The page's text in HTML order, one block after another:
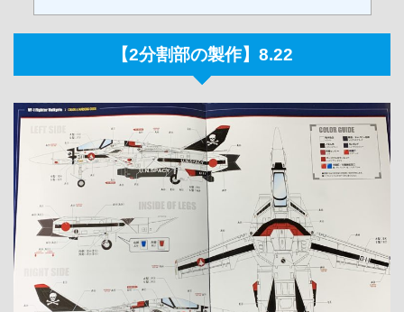
【2分割部の製作】8.22